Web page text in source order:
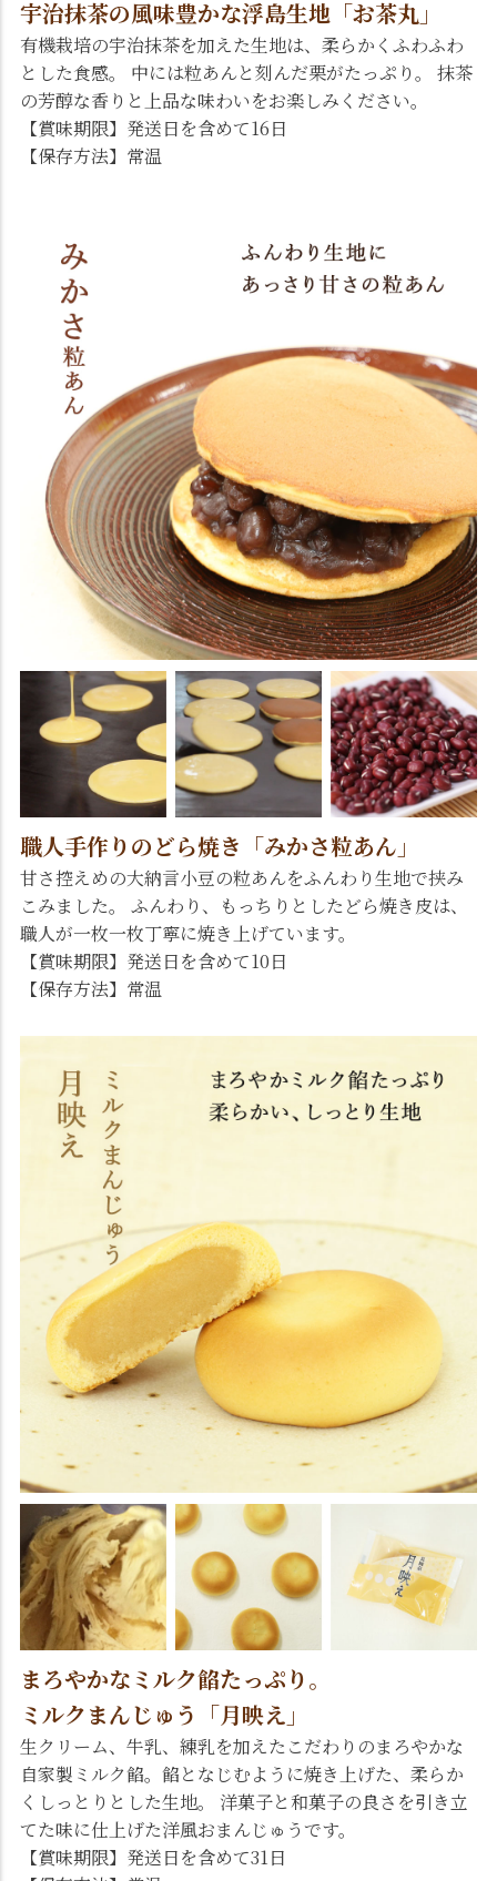
宇治抹茶の風味豊かな浮島生地「お茶丸」
有機栽培の宇治抹茶を加えた生地は、柔らかくふわふわ
とした食感。 中には粒あんと刻んだ栗がたっぷり。 抹茶
の芳醇な香りと上品な味わいをお楽しみください。
【賞味期限】発送日を含めて16日
【保存方法】常温
職人手作りのどら焼き「みかさ粒あん」
甘さ控えめの大納言小豆の粒あんをふんわり生地で挟み
こみました。 ふんわり、もっちりとしたどら焼き皮は、
職人が一枚一枚丁寧に焼き上げています。
【賞味期限】発送日を含めて10日
【保存方法】常温
まろやかなミルク餡たっぷり。
ミルクまんじゅう「月映え」
生クリーム、牛乳、練乳を加えたこだわりのまろやかな
自家製ミルク餡。餡となじむように焼き上げた、柔らか
くしっとりとした生地。 洋菓子と和菓子の良さを引き立
てた味に仕上げた洋風おまんじゅうです。
【賞味期限】発送日を含めて31日